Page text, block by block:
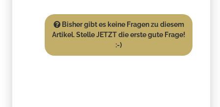
Bisher gibt es keine Fragen zu diesem
Artikel. Stelle JETZT die erste gute Frage!
:-)